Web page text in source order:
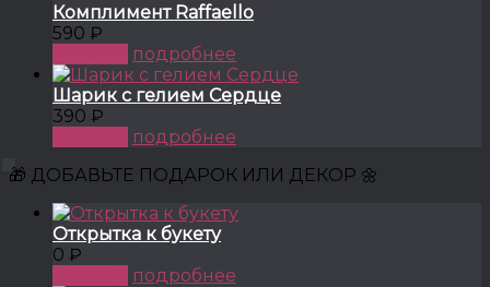
Комплимент Raffaello
590 ₽
подробнее
Шарик с гелием Сердце
390 ₽
подробнее
🎁 ДОБАВЬТЕ ПОДАРОК ИЛИ ДЕКОР 🌼
Открытка к букету
0 ₽
подробнее